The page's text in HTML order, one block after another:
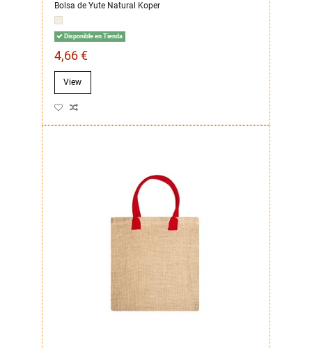
Bolsa de Yute Natural Koper
Disponible en Tienda
4,66 €
View